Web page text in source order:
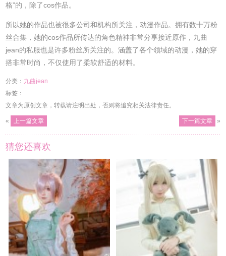
格”的，除了cos作品。
所以她的作品也被很多公司和机构所关注，动漫作品。拥有数十万粉
丝合集，她的cos作品所传达的角色精神非常分享接近原作，九曲
jean的私服也是许多粉丝所关注的。涵盖了各个领域的动漫，她的穿
搭非常时尚，不仅使用了柔软舒适的材料。
分类： 九曲jean
标签：
文章为原创文章，转载请注明出处，否则将追究相关法律责任。
« 上一篇文章 下一篇文章 »
猜您还喜欢